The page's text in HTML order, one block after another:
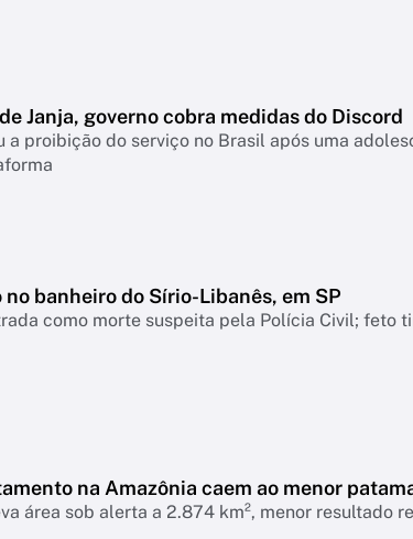
Janja, governo cobra medidas do Discord
a proibição do serviço no Brasil após uma
banheiro do Sírio-Libanês, em SP
como morte suspeita pela Polícia Civil; feto
na Amazônia caem ao menor
área sob alerta a 2.874 km², menor resultado